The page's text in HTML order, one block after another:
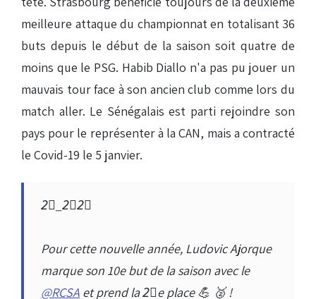
meilleure attaque du championnat en totalisant 36
buts depuis le début de la saison soit quatre de
moins que le PSG. Habib Diallo n'a pas pu jouer un
mauvais tour face à son ancien club comme lors du
match aller. Le Sénégalais est parti rejoindre son
pays pour le représenter à la CAN, mais a contracté
le Covid-19 le 5 janvier.
2⃣_2⃣2⃣
Pour cette nouvelle année, Ludovic Ajorque
marque son 10e but de la saison avec le
@RCSA et prend la 2⃣e place 💪 🥈 !